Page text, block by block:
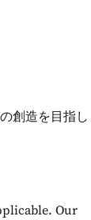
創造を目指し
Our